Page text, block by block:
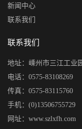
新闻中心
联系我们
联系我们
地址：嵊州市三江工业
电话：0575-83108269
传真：0575-83115760
手机：(0)13506755729
网址：www.szlxfh.com